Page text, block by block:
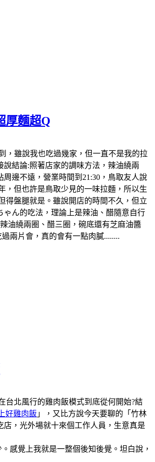
厚麵超Q
，雖說我也吃過幾家，但一直不是我的拉
結論:照著店家的調味方法，辣油繞兩
邊不遠，營業時間到21:30，鳥取友人說
，但也許是鳥取少見的一味拉麵，所以生
得盤腿就是。雖說開店的時間不久，但立
ん的吃法，理論上是辣油、醋隨意自行
油繞兩圈、醋三圈，碗底還有芝麻油醬
兩片會，真的會有一點肉膩........
台北風行的雞肉飯模式到底從何開始?結
上好雞肉飯 」，又比方說今天要聊的「竹林
，光外場就十來個工作人員，生意真是
感覺上我就是一整個後知後覺。坦白說，